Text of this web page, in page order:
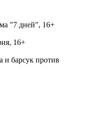
"7 дней", 16+
16+
барсук против